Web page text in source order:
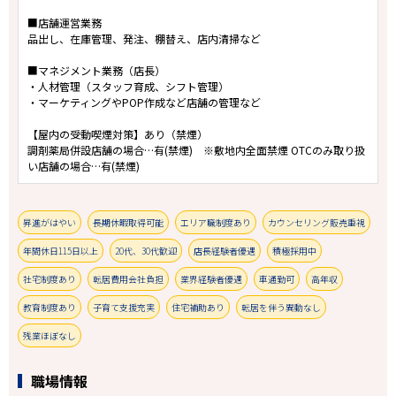
■店舗運営業務
品出し、在庫管理、発注、棚替え、店内清掃など
■マネジメント業務（店長）
・人材管理（スタッフ育成、シフト管理）
・マーケティングやPOP作成など店舗の管理など
【屋内の受動喫煙対策】あり（禁煙）
調剤薬局併設店舗の場合…有(禁煙) ※敷地内全面禁煙 OTCのみ取り扱
い店舗の場合…有(禁煙)
昇進がはやい 長期休暇取得可能 エリア職制度あり カウンセリング販売重視
年間休日115日以上 20代、30代歓迎 店長経験者優遇 積極採用中
社宅制度あり 転居費用会社負担 業界経験者優遇 車通勤可 高年収
教育制度あり 子育て支援充実 住宅補助あり 転居を伴う異動なし
残業ほぼなし
職場情報